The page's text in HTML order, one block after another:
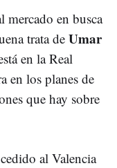
mercado en busca
trata deUmar
en la Real
en los planes de
que hay sobre
al Valencia